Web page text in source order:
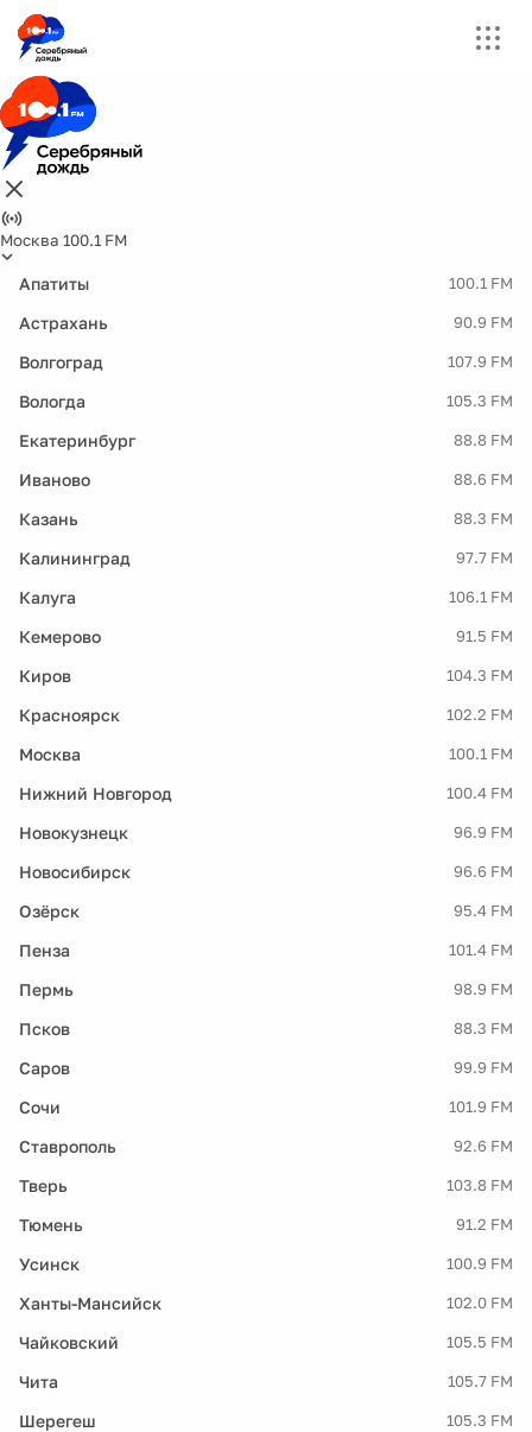
Москва 100.1 FM
Апатиты 100.1 FM
Астрахань 90.9 FM
Волгоград 107.9 FM
Вологда 105.3 FM
Екатеринбург 88.8 FM
Иваново 88.6 FM
Казань 88.3 FM
Калининград 97.7 FM
Калуга 106.1 FM
Кемерово 91.5 FM
Киров 104.3 FM
Красноярск 102.2 FM
Москва 100.1 FM
Нижний Новгород 100.4 FM
Новокузнецк 96.9 FM
Новосибирск 96.6 FM
Озёрск 95.4 FM
Пенза 101.4 FM
Пермь 98.9 FM
Псков 88.3 FM
Саров 99.9 FM
Сочи 101.9 FM
Ставрополь 92.6 FM
Тверь 103.8 FM
Тюмень 91.2 FM
Усинск 100.9 FM
Ханты-Мансийск 102.0 FM
Чайковский 105.5 FM
Чита 105.7 FM
Шерегеш 105.3 FM